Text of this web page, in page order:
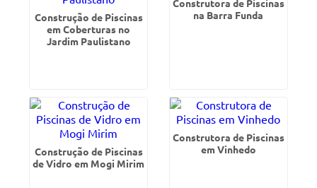
Construção de Piscinas
em Coberturas no
Jardim Paulistano
Construtora de Piscinas
na Barra Funda
Construção de Piscinas
de Vidro em Mogi Mirim
Construtora de Piscinas
em Vinhedo